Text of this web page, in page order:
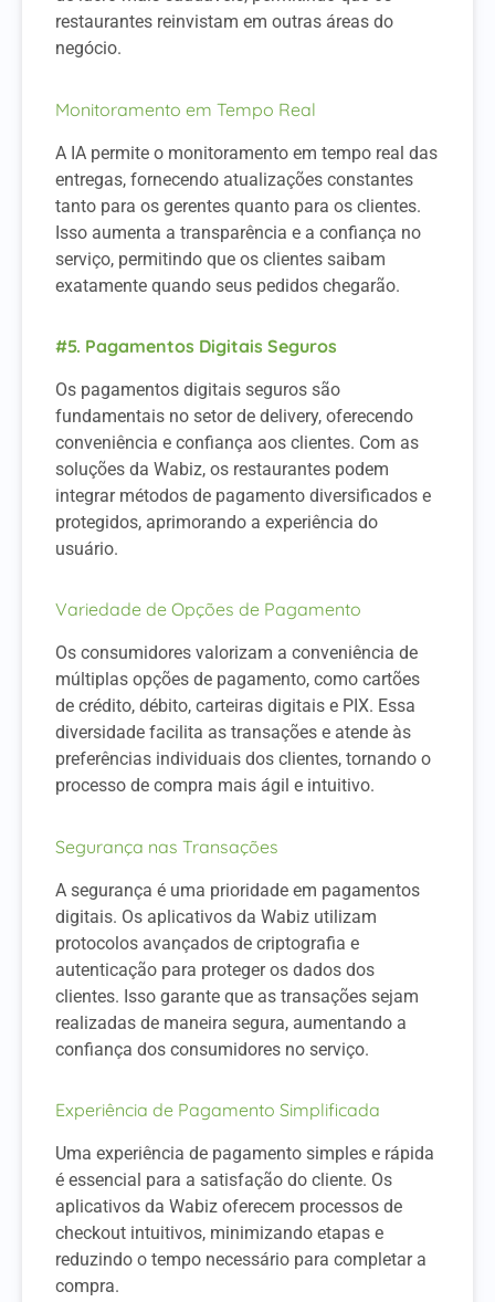
restaurantes reinvistam em outras áreas do
negócio.
Monitoramento em Tempo Real
A IA permite o monitoramento em tempo real das
entregas, fornecendo atualizações constantes
tanto para os gerentes quanto para os clientes.
Isso aumenta a transparência e a confiança no
serviço, permitindo que os clientes saibam
exatamente quando seus pedidos chegarão.
#5. Pagamentos Digitais Seguros
Os pagamentos digitais seguros são
fundamentais no setor de delivery, oferecendo
conveniência e confiança aos clientes. Com as
soluções da Wabiz, os restaurantes podem
integrar métodos de pagamento diversificados e
protegidos, aprimorando a experiência do
usuário.
Variedade de Opções de Pagamento
Os consumidores valorizam a conveniência de
múltiplas opções de pagamento, como cartões
de crédito, débito, carteiras digitais e PIX. Essa
diversidade facilita as transações e atende às
preferências individuais dos clientes, tornando o
processo de compra mais ágil e intuitivo.
Segurança nas Transações
A segurança é uma prioridade em pagamentos
digitais. Os aplicativos da Wabiz utilizam
protocolos avançados de criptografia e
autenticação para proteger os dados dos
clientes. Isso garante que as transações sejam
realizadas de maneira segura, aumentando a
confiança dos consumidores no serviço.
Experiência de Pagamento Simplificada
Uma experiência de pagamento simples e rápida
é essencial para a satisfação do cliente. Os
aplicativos da Wabiz oferecem processos de
checkout intuitivos, minimizando etapas e
reduzindo o tempo necessário para completar a
compra.